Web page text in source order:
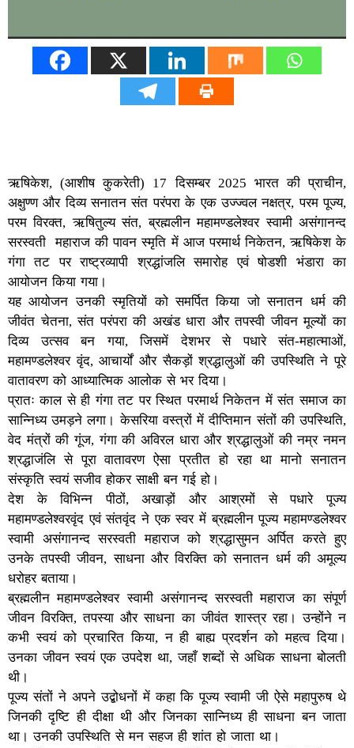
ऋषिकेश, (आशीष कुकरेती) 17 दिसम्बर 2025 भारत की प्राचीन,
अक्षुण्ण और दिव्य सनातन संत परंपरा के एक उज्ज्वल नक्षत्र, परम पूज्य,
परम विरक्त, ऋषितुल्य संत, ब्रह्मलीन महामण्डलेश्वर स्वामी असंगानन्द
सरस्वती महाराज की पावन स्मृति में आज परमार्थ निकेतन, ऋषिकेश के
गंगा तट पर राष्ट्रव्यापी श्रद्धांजलि समारोह एवं षोडशी भंडारा का
आयोजन किया गया।
यह आयोजन उनकी स्मृतियों को समर्पित किया जो सनातन धर्म की
जीवंत चेतना, संत परंपरा की अखंड धारा और तपस्वी जीवन मूल्यों का
दिव्य उत्सव बन गया, जिसमें देशभर से पधारे संत-महात्माओं,
महामण्डलेश्वर वृंद, आचार्यों और सैकड़ों श्रद्धालुओं की उपस्थिति ने पूरे
वातावरण को आध्यात्मिक आलोक से भर दिया।
प्रातः काल से ही गंगा तट पर स्थित परमार्थ निकेतन में संत समाज का
सान्निध्य उमड़ने लगा। केसरिया वस्त्रों में दीप्तिमान संतों की उपस्थिति,
वेद मंत्रों की गूंज, गंगा की अविरल धारा और श्रद्धालुओं की नम्र नमन
श्रद्धाजंलि से पूरा वातावरण ऐसा प्रतीत हो रहा था मानो सनातन
संस्कृति स्वयं सजीव होकर साक्षी बन गई हो।
देश के विभिन्न पीठों, अखाड़ों और आश्रमों से पधारे पूज्य
महामण्डलेश्वरवृंद एवं संतवृंद ने एक स्वर में ब्रह्मलीन पूज्य महामण्डलेश्वर
स्वामी असंगानन्द सरस्वती महाराज को श्रद्धासुमन अर्पित करते हुए
उनके तपस्वी जीवन, साधना और विरक्ति को सनातन धर्म की अमूल्य
धरोहर बताया।
ब्रह्मलीन महामण्डलेश्वर स्वामी असंगानन्द सरस्वती महाराज का संपूर्ण
जीवन विरक्ति, तपस्या और साधना का जीवंत शास्त्र रहा। उन्होंने न
कभी स्वयं को प्रचारित किया, न ही बाह्य प्रदर्शन को महत्व दिया।
उनका जीवन स्वयं एक उपदेश था, जहाँ शब्दों से अधिक साधना बोलती
थी।
पूज्य संतों ने अपने उद्बोधनों में कहा कि पूज्य स्वामी जी ऐसे महापुरुष थे
जिनकी दृष्टि ही दीक्षा थी और जिनका सान्निध्य ही साधना बन जाता
था। उनकी उपस्थिति से मन सहज ही शांत हो जाता था।